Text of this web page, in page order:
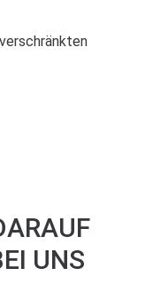
UNS